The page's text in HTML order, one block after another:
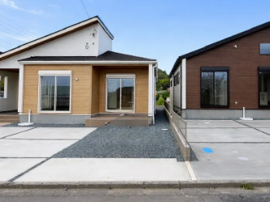
​​↓↓クリックで詳細ご紹介
長期優良住宅
当物件は国から定められた7つの技術基準をク
住宅ローンの金利優遇、税金面の優遇が得ら
す。
​東栄住宅はパワービルダーで所得数No.1です！
​​↓↓クリックで詳細ご紹
​◆耐震＋制震。東栄セーフティーダンパー標
大きな揺れから家を守るだけではなく揺れそ
建築基準法に定められた、「数百年に一度発
という基準から、さらに1.5倍の耐震力を達成